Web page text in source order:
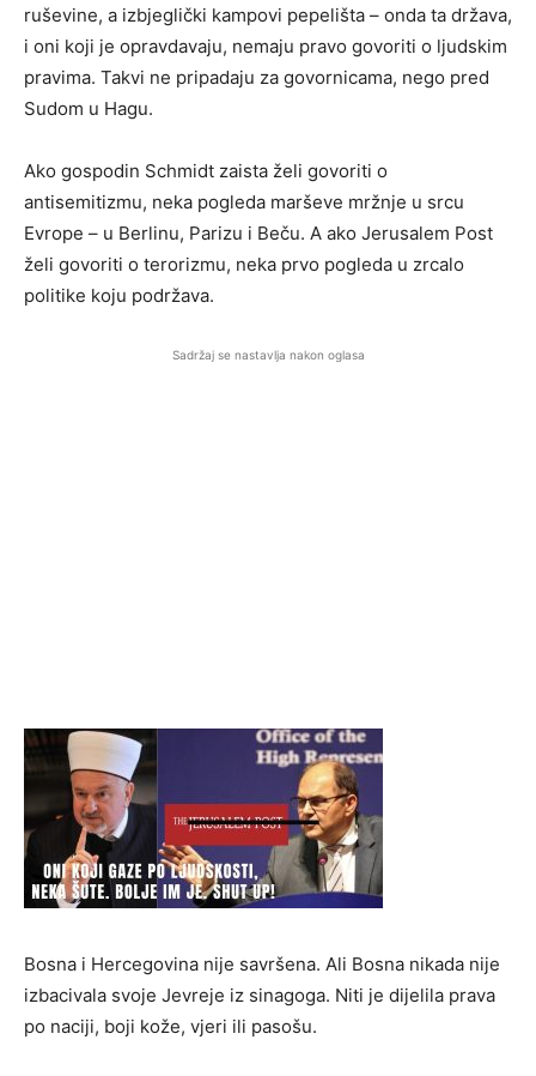
ruševine, a izbjeglički kampovi pepelišta – onda ta država,
i oni koji je opravdavaju, nemaju pravo govoriti o ljudskim
pravima. Takvi ne pripadaju za govornicama, nego pred
Sudom u Hagu.
Ako gospodin Schmidt zaista želi govoriti o
antisemitizmu, neka pogleda marševe mržnje u srcu
Evrope – u Berlinu, Parizu i Beču. A ako Jerusalem Post
želi govoriti o terorizmu, neka prvo pogleda u zrcalo
politike koju podržava.
Sadržaj se nastavlja nakon oglasa
Bosna i Hercegovina nije savršena. Ali Bosna nikada nije
izbacivala svoje Jevreje iz sinagoga. Niti je dijelila prava
po naciji, boji kože, vjeri ili pasošu.